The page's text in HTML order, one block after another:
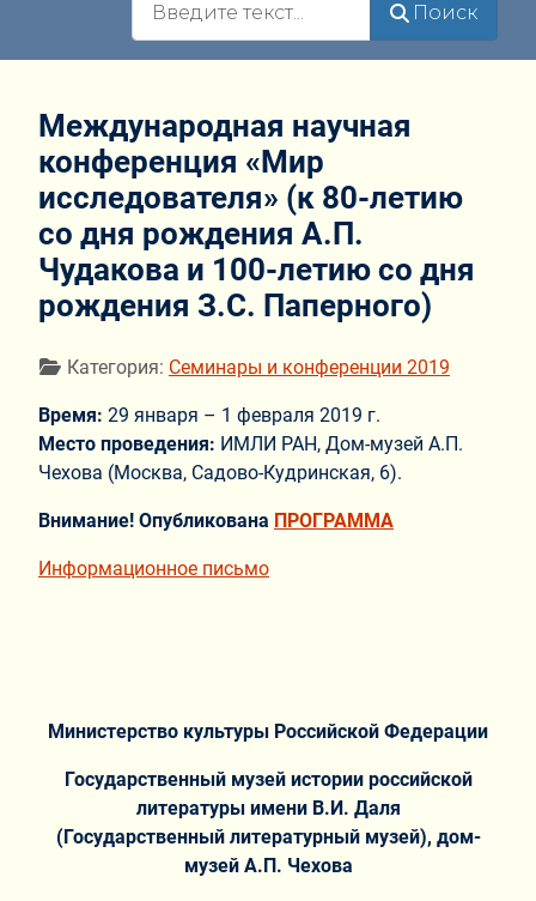
Поиск
Международная научная
конференция «Мир
исследователя» (к 80-летию
со дня рождения А.П.
Чудакова и 100-летию со дня
рождения З.С. Паперного)
Информация о материале
Категория: Семинары и конференции 2019
Время: 29 января – 1 февраля 2019 г.
Место проведения: ИМЛИ РАН, Дом-музей А.П.
Чехова (Москва, Садово-Кудринская, 6).
Внимание! Опубликована ПРОГРАММА
Информационное письмо
Министерство культуры Российской Федерации
Государственный музей истории российской
литературы имени В.И. Даля
(Государственный литературный музей), дом-
музей А.П. Чехова